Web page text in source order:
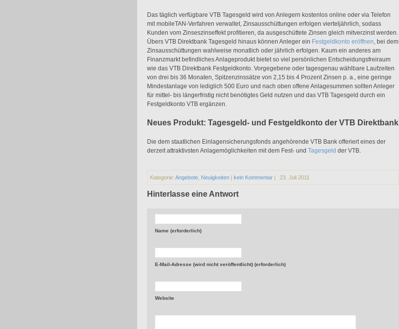
Das täglich verfügbare VTB Tagesgeld wird von Anlegern kostenlos online oder via Telefon
mit mobileTAN-Verfahren verwaltet, Zinsausschüttungen erfolgen vierteljährlich, sodass
Kunden vom Zinseszinseffekt profitieren, da ausgeschüttete Zinsen gleich mitverzinst werden.
Übers VTB Direktbank Tagesgeld hinaus können Anleger ein Festgeldkonto eröffnen, bei dem
Zinsausschüttungen wahlweise monatlich oder jährlich erfolgen. Kaum ein anderes am
Finanzmarkt befindliches Anlageprodukt bietet so viel persönlichen Entscheidungsfreiraum
wie das VTB Direktbank Festgeldkonto. Vorgegebene oder tagesgenau wählbare Laufzeiten
von drei bis 36 Monaten, Spitzenzinssätze von 2,15 bis 4 Prozent Zinsen p. a., eine geringe
Mindestanlage von lediglich 500 Euro und nach oben offene Anlagesummen sollten Anleger
für mittel- bis längerfristig nicht benötigtes Geld nutzen und das VTB Tagesgeld durch ein
Festgeldkonto VTB ergänzen.
Neues Produkt: Tagesgeld- und Festgeldkonto der VTB Direktbank
Die dem staatlichen Einlagensicherungsfonds angehörende VTB Bank offeriert eines der
derzeit attraktivsten Anlagemöglichkeiten mit dem Fest- und Tagesgeld der VTB.
Kategorie: Angebote Neuigkeiten | kein Kommentar | 23. Juli 2011
Hinterlasse eine Antwort
Name (erforderlich)
E-Mail-Adresse (wird nicht veröffentlicht) (erforderlich)
Website